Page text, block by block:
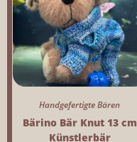
Handgefertigte Bären
Bärino Bär Knut 13 cm
Künstlerbär